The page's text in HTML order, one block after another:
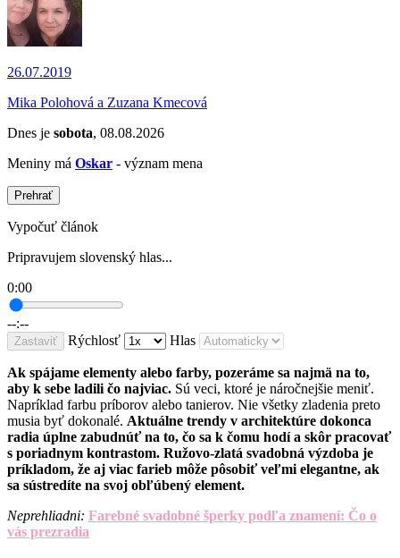
26.07.2019
Mika Polohová a Zuzana Kmecová
Dnes je sobota, 08.08.2026
Meniny má Oskar - význam mena
Prehrať
Vypočuť článok
Pripravujem slovenský hlas...
0:00
--:--
Zastaviť Rýchlosť Hlas
Ak spájame elementy alebo farby, pozeráme sa najmä na to,
aby k sebe ladili čo najviac. Sú veci, ktoré je náročnejšie meniť.
Napríklad farbu príborov alebo tanierov. Nie všetky zladenia preto
musia byť dokonalé. Aktuálne trendy v architektúre dokonca
radia úplne zabudnúť na to, čo sa k čomu hodí a skôr pracovať
s poriadnym kontrastom. Ružovo-zlatá svadobná výzdoba je
príkladom, že aj viac farieb môže pôsobiť veľmi elegantne, ak
sa sústredíte na svoj obľúbený element.
Neprehliadni: Farebné svadobné šperky podľa znamení: Čo o
vás prezradia